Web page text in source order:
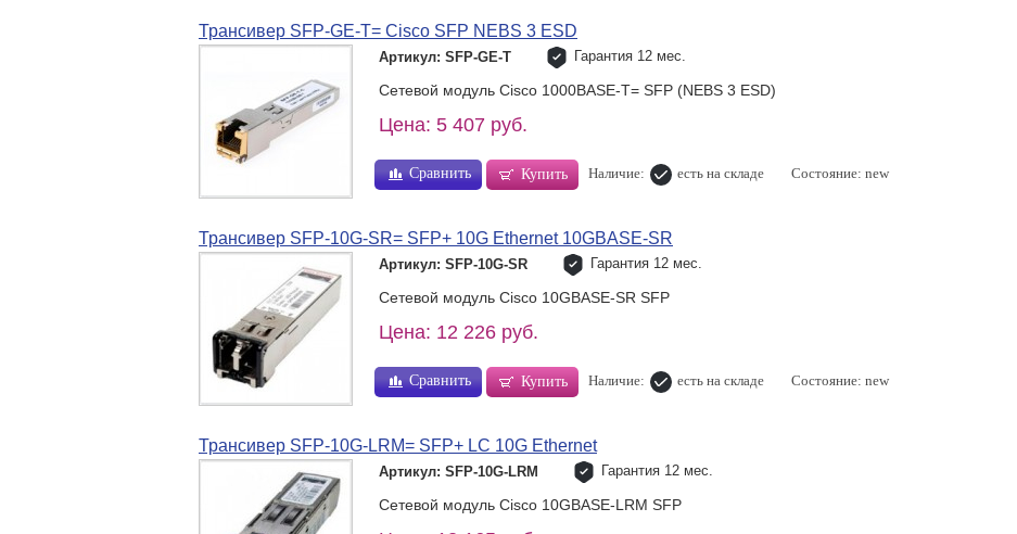
Трансивер SFP-GE-T= Cisco SFP NEBS 3 ESD
Артикул: SFP-GE-T Гарантия 12 мес.
Сетевой модуль Cisco 1000BASE-T= SFP (NEBS 3 ESD)
Цена: 5 407 руб.
Сравнить Купить Наличие: есть на складе Состояние: new
Трансивер SFP-10G-SR= SFP+ 10G Ethernet 10GBASE-SR
Артикул: SFP-10G-SR Гарантия 12 мес.
Сетевой модуль Cisco 10GBASE-SR SFP
Цена: 12 226 руб.
Сравнить Купить Наличие: есть на складе Состояние: new
Трансивер SFP-10G-LRM= SFP+ LC 10G Ethernet
Артикул: SFP-10G-LRM Гарантия 12 мес.
Сетевой модуль Cisco 10GBASE-LRM SFP